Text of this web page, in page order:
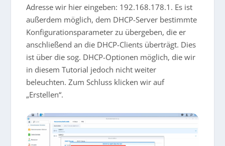
Adresse wir hier eingeben: 192.168.178.1. Es ist
außerdem möglich, dem DHCP-Server bestimmte
Konfigurationsparameter zu übergeben, die er
anschließend an die DHCP-Clients überträgt. Dies
ist über die sog. DHCP-Optionen möglich, die wir
in diesem Tutorial jedoch nicht weiter
beleuchten. Zum Schluss klicken wir auf
„Erstellen“.